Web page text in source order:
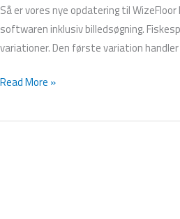
Så er vores nye opdatering til
softwaren inklusiv billedsøgning.
variationer. Den første variation
Read More »